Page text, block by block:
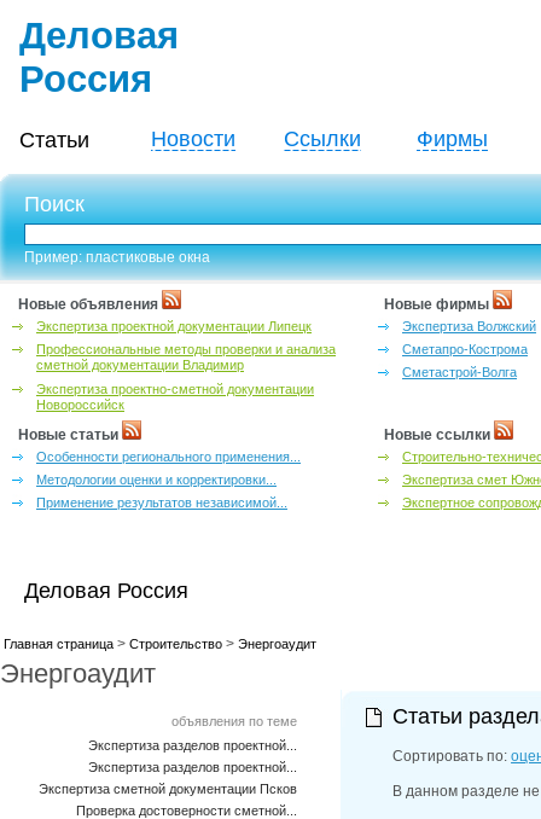
Деловая
Россия
Статьи Новости Ссылки Фирмы
Поиск
Пример: пластиковые окна
Новые объявления
Экспертиза проектной документации Липецк
Профессиональные методы проверки и анализа
сметной документации Владимир
Экспертиза проектно-сметной документации
Новороссийск
Новые фирмы
Экспертиза Волжский
Сметапро-Кострома
Сметастрой-Волга
Новые статьи
Особенности регионального применения...
Методологии оценки и корректировки...
Применение результатов независимой...
Новые ссылки
Строительно-
Экспертиза смет
Экспертное
Деловая Россия
Главная страница > Строительство > Энергоаудит
Энергоаудит
объявления по теме
Экспертиза разделов проектной...
Экспертиза разделов проектной...
Экспертиза сметной документации Псков
Проверка достоверности сметной...
Статьи
Сортировать по:
В данном разделе